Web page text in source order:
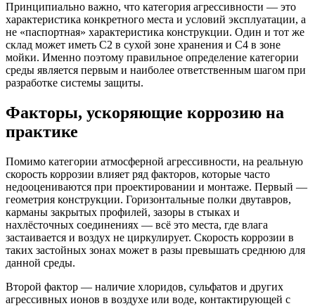
Принципиально важно, что категория агрессивности — это
характеристика конкретного места и условий эксплуатации, а
не «паспортная» характеристика конструкции. Один и тот же
склад может иметь C2 в сухой зоне хранения и C4 в зоне
мойки. Именно поэтому правильное определение категории
среды является первым и наиболее ответственным шагом при
разработке системы защиты.
Факторы, ускоряющие коррозию на
практике
Помимо категории атмосферной агрессивности, на реальную
скорость коррозии влияет ряд факторов, которые часто
недооцениваются при проектировании и монтаже. Первый —
геометрия конструкции. Горизонтальные полки двутавров,
карманы закрытых профилей, зазоры в стыках и
нахлёсточных соединениях — всё это места, где влага
застаивается и воздух не циркулирует. Скорость коррозии в
таких застойных зонах может в разы превышать среднюю для
данной среды.
Второй фактор — наличие хлоридов, сульфатов и других
агрессивных ионов в воздухе или воде, контактирующей с